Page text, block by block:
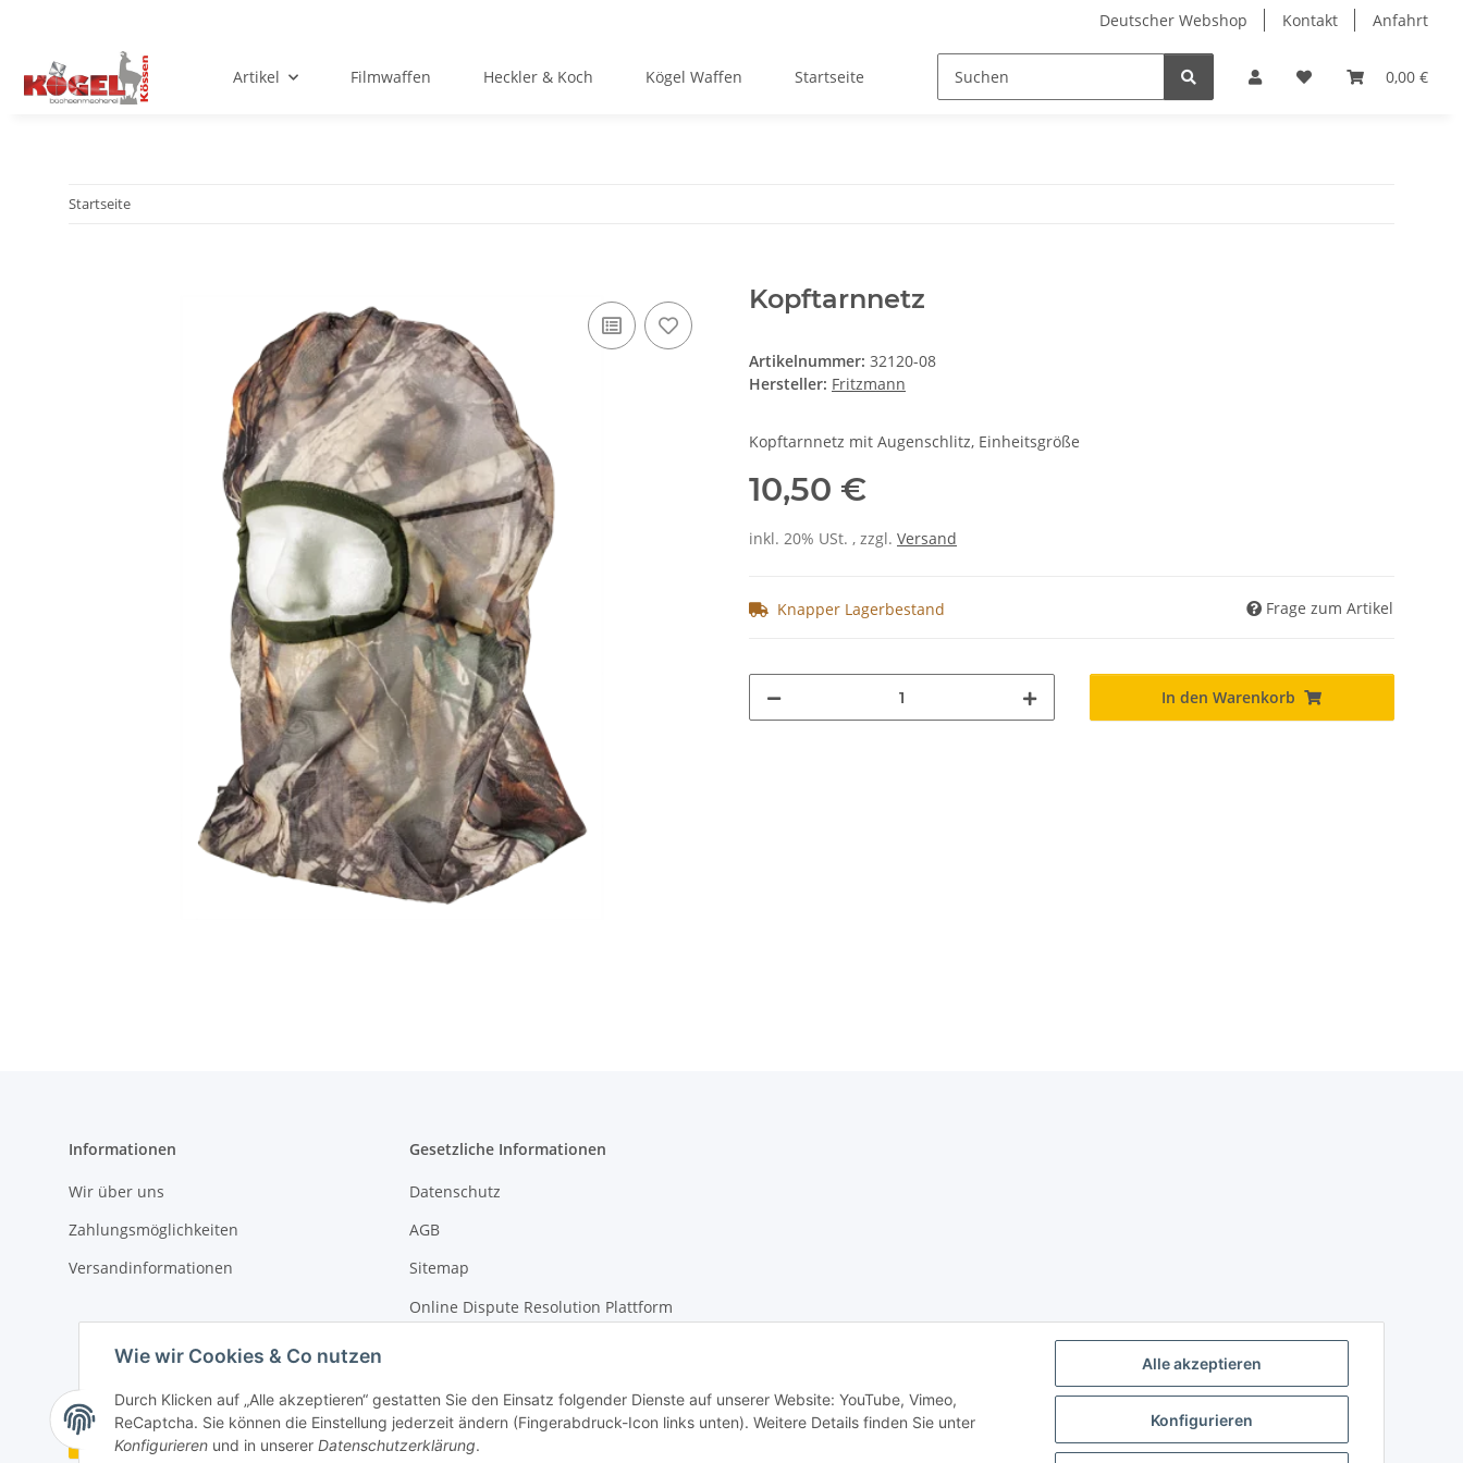
Alle akzeptieren
Konfigurieren
Wie wir Cookies & Co nutzen
Durch Klicken auf „Alle akzeptieren“ gestatten Sie den Einsatz folgender Dienste auf unserer Website: YouTube, Vimeo,
ReCaptcha. Sie können die Einstellung jederzeit ändern (Fingerabdruck-Icon links unten). Weitere Details finden Sie unter
Konfigurieren und in unserer Datenschutzerklärung.
Deutscher Webshop Kontakt Anfahrt
0,00 €
Artikel Filmwaffen Heckler & Koch Kögel Waffen Startseite
Startseite
Kopftarnnetz
Artikelnummer: 32120-08
Hersteller: Fritzmann
Kopftarnnetz mit Augenschlitz, Einheitsgröße
10,50 €
inkl. 20% USt. , zzgl. Versand
Knapper Lagerbestand Frage zum Artikel
In den Warenkorb
Informationen
Wir über uns
Zahlungsmöglichkeiten
Versandinformationen
Gesetzliche Informationen
Datenschutz
AGB
Sitemap
Online Dispute Resolution Plattform
Vertrag widerrufen